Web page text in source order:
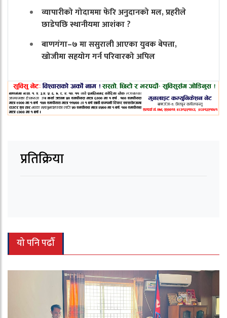
व्यापारीको गोदाममा फेरि अनुदानको मल, प्रहरीले
छाडेपछि स्थानीयमा आशंका ?
बाणगंगा–७ मा ससुराली आएका युवक बेपत्ता,
खोजीमा सहयोग गर्न परिवारको अपिल
प्रतिक्रिया
यो पनि पढौँ